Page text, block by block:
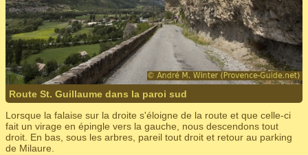
Route St. Guillaume dans la paroi sud
Lorsque la falaise sur la droite s'éloigne de la route et que celle-ci
fait un virage en épingle vers la gauche, nous descendons tout
droit. En bas, sous les arbres, pareil tout droit et retour au parking
de Milaure.